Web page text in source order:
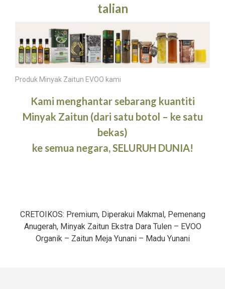
talian
Produk Minyak Zaitun EVOO kami
Kami menghantar sebarang kuantiti
Minyak Zaitun (dari satu botol – ke satu
bekas)
ke semua negara, SELURUH DUNIA!
CRETOIKOS: Premium, Diperakui Makmal, Pemenang
Anugerah, Minyak Zaitun Ekstra Dara Tulen – EVOO
Organik – Zaitun Meja Yunani – Madu Yunani